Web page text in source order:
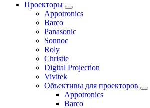
Проекторы
Appotronics
Barco
Panasonic
Sonnoc
Roly
Christie
Digital Projection
Vivitek
Объективы для проекторов
Appotronics
Barco